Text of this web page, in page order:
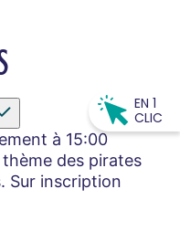
à 15:00
thème des pirates
Sur inscription
EN 1
CLIC